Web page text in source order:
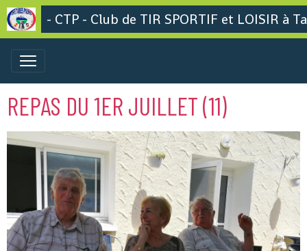
- CTP - Club de TIR SPORTIF et LOISIR à
REPAS DU 1ER JUILLET (11)